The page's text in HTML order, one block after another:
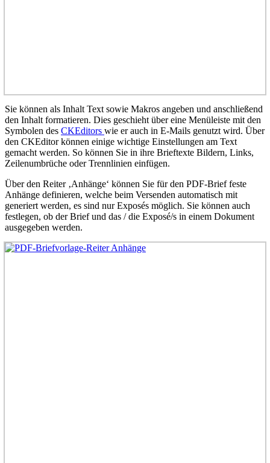
Sie können als Inhalt Text sowie Makros angeben und anschließend
den Inhalt formatieren. Dies geschieht über eine Menüleiste mit den
Symbolen des CKEditors wie er auch in E-Mails genutzt wird. Über
den CKEditor können einige wichtige Einstellungen am Text
gemacht werden. So können Sie in ihre Brieftexte Bildern, Links,
Zeilenumbrüche oder Trennlinien einfügen.
Über den Reiter ‚Anhänge‘ können Sie für den PDF-Brief feste
Anhänge definieren, welche beim Versenden automatisch mit
generiert werden, es sind nur Exposés möglich. Sie können auch
festlegen, ob der Brief und das / die Exposé/s in einem Dokument
ausgegeben werden.